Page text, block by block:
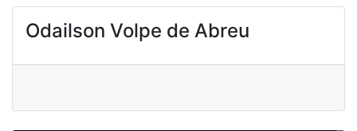
Odailson Volpe de Abreu